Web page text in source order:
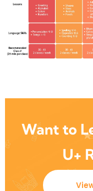
Want to
U+